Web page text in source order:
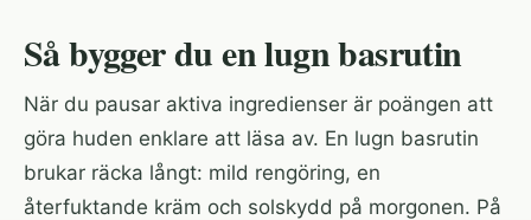
Så bygger du en lugn basrutin
När du pausar aktiva ingredienser är poängen att
göra huden enklare att läsa av. En lugn basrutin
brukar räcka långt: mild rengöring, en
återfuktande kräm och solskydd på morgonen. På